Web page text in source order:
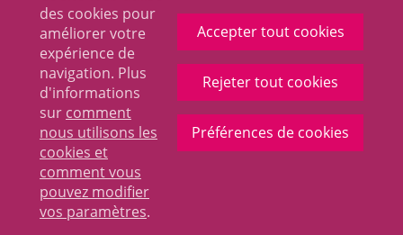
des cookies pour
améliorer votre
expérience de
navigation. Plus
d'informations
sur comment
nous utilisons les
cookies et
comment vous
pouvez modifier
vos paramètres.
Accepter tout cookies
Rejeter tout cookies
Préférences de cookies